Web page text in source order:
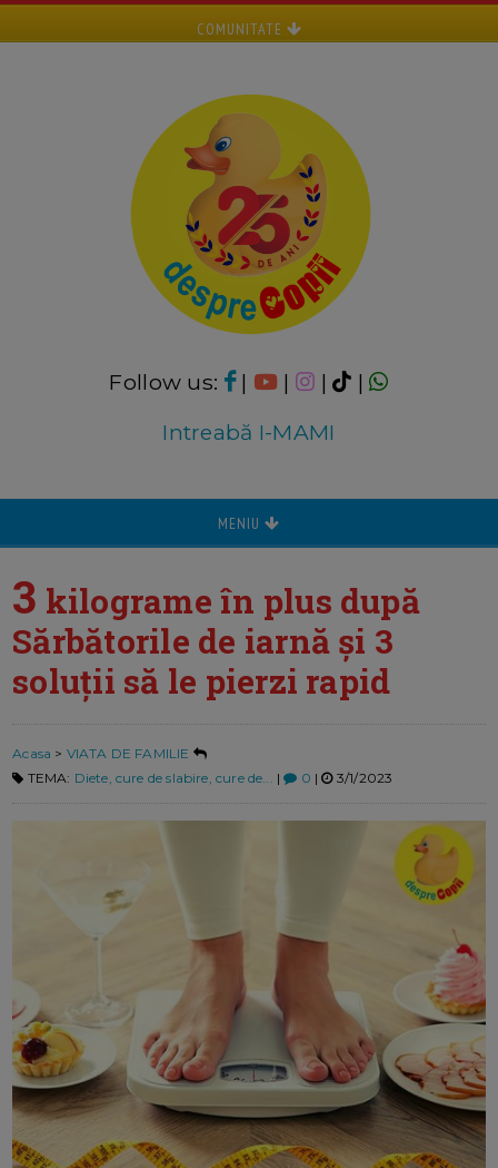
COMUNITATE
Follow us: | | |
|
Intreabă I-MAMI
MENIU
3 kilograme în plus după
Sărbătorile de iarnă și 3
soluții să le pierzi rapid
Acasa > VIATA DE FAMILIE
TEMA: Diete, cure de slabire, cure de... | 0 | 3/1/2023